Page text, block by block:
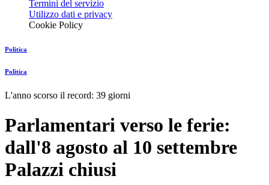
Termini del servizio
Utilizzo dati e privacy
Cookie Policy
Politica
Politica
L'anno scorso il record: 39 giorni
Parlamentari verso le ferie:
dall'8 agosto al 10 settembre
Palazzi chiusi